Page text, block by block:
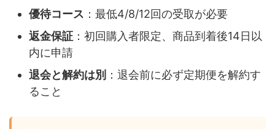
優待コース ：最低4/8/12回の受取が必要
返金保証 ：初回購入者限定、商品到着後14日以
内に申請
退会と解約は別 ：退会前に必ず定期便を解約す
ること